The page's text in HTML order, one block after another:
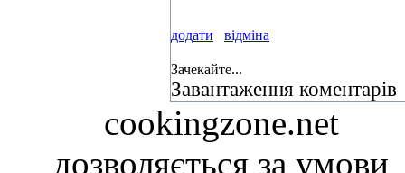
додати відміна
Зачекайте...
Завантаження коментарів
cookingzone.net
дозволяється за умови